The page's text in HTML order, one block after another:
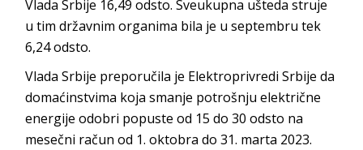
Vlada Srbije 16,49 odsto. Sveukupna ušteda struje
u tim državnim organima bila je u septembru tek
6,24 odsto.
Vlada Srbije preporučila je Elektroprivredi Srbije da
domaćinstvima koja smanje potrošnju električne
energije odobri popuste od 15 do 30 odsto na
mesečni račun od 1. oktobra do 31. marta 2023.